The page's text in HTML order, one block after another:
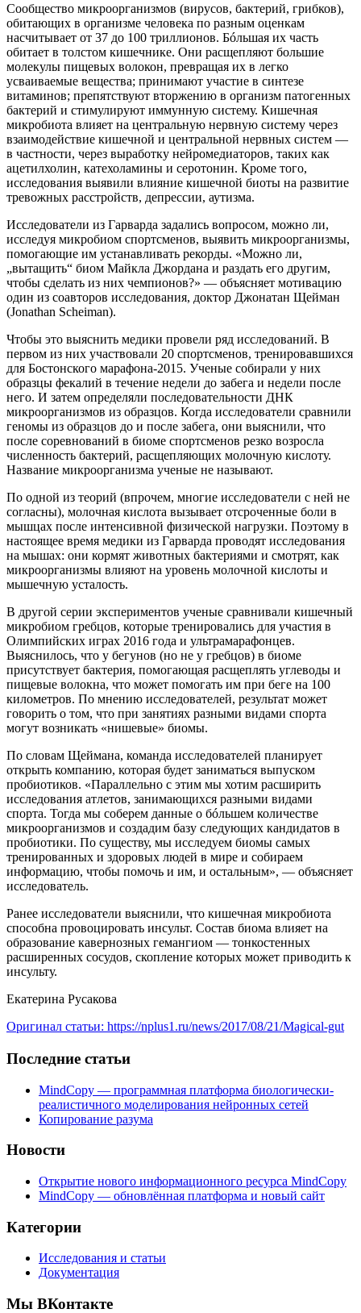
Сообщество микроорганизмов (вирусов, бактерий, грибков),
обитающих в организме человека по разным оценкам
насчитывает от 37 до 100 триллионов. Бóльшая их часть
обитает в толстом кишечнике. Они расщепляют большие
молекулы пищевых волокон, превращая их в легко
усваиваемые вещества; принимают участие в синтезе
витаминов; препятствуют вторжению в организм патогенных
бактерий и стимулируют иммунную систему. Кишечная
микробиота влияет на центральную нервную систему через
взаимодействие кишечной и центральной нервных систем —
в частности, через выработку нейромедиаторов, таких как
ацетилхолин, катехоламины и серотонин. Кроме того,
исследования выявили влияние кишечной биоты на развитие
тревожных расстройств, депрессии, аутизма.
Исследователи из Гарварда задались вопросом, можно ли,
исследуя микробиом спортсменов, выявить микроорганизмы,
помогающие им устанавливать рекорды. «Можно ли,
„вытащить“ биом Майкла Джордана и раздать его другим,
чтобы сделать из них чемпионов?» — объясняет мотивацию
один из соавторов исследования, доктор Джонатан Щейман
(Jonathan Scheiman).
Чтобы это выяснить медики провели ряд исследований. В
первом из них участвовали 20 спортсменов, тренировавшихся
для Бостонского марафона-2015. Ученые собирали у них
образцы фекалий в течение недели до забега и недели после
него. И затем определяли последовательности ДНК
микроорганизмов из образцов. Когда исследователи сравнили
геномы из образцов до и после забега, они выяснили, что
после соревнований в биоме спортсменов резко возросла
численность бактерий, расщепляющих молочную кислоту.
Название микроорганизма ученые не называют.
По одной из теорий (впрочем, многие исследователи с ней не
согласны), молочная кислота вызывает отсроченные боли в
мышцах после интенсивной физической нагрузки. Поэтому в
настоящее время медики из Гарварда проводят исследования
на мышах: они кормят животных бактериями и смотрят, как
микроорганизмы влияют на уровень молочной кислоты и
мышечную усталость.
В другой серии экспериментов ученые сравнивали кишечный
микробиом гребцов, которые тренировались для участия в
Олимпийских играх 2016 года и ультрамарафонцев.
Выяснилось, что у бегунов (но не у гребцов) в биоме
присутствует бактерия, помогающая расщеплять углеводы и
пищевые волокна, что может помогать им при беге на 100
километров. По мнению исследователей, результат может
говорить о том, что при занятиях разными видами спорта
могут возникать «нишевые» биомы.
По словам Щеймана, команда исследователей планирует
открыть компанию, которая будет заниматься выпуском
пробиотиков. «Параллельно с этим мы хотим расширить
исследования атлетов, занимающихся разными видами
спорта. Тогда мы соберем данные о бóльшем количестве
микроорганизмов и создадим базу следующих кандидатов в
пробиотики. По существу, мы исследуем биомы самых
тренированных и здоровых людей в мире и собираем
информацию, чтобы помочь и им, и остальным», — объясняет
исследователь.
Ранее исследователи выяснили, что кишечная микробиота
способна провоцировать инсульт. Состав биома влияет на
образование кавернозных гемангиом — тонкостенных
расширенных сосудов, скопление которых может приводить к
инсульту.
Екатерина Русакова
Оригинал статьи: https://nplus1.ru/news/2017/08/21/Magical-gut
Последние статьи
MindCopy — программная платформа биологически-
реалистичного моделирования нейронных сетей
Копирование разума
Новости
Открытие нового информационного ресурса MindCopy
MindCopy — обновлённая платформа и новый сайт
Категории
Исследования и статьи
Документация
Мы ВКонтакте